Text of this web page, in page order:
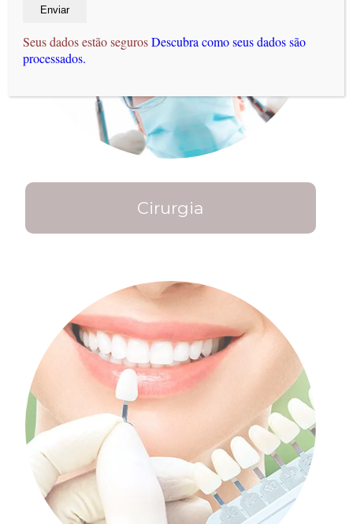
Cirurgia
Seus dados estão segurosDescubra como seus dados são
processados.